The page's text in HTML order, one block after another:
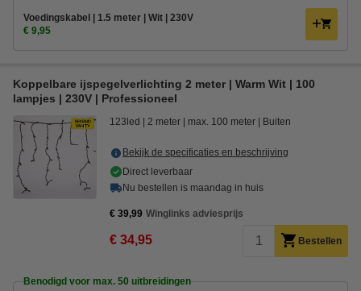
Voedingskabel | 1.5 meter | Wit | 230V
€ 9,95
Koppelbare ijspegelverlichting 2 meter | Warm Wit | 100
lampjes | 230V | Professioneel
123led 2 meter max. 100 meter Buiten
Bekijk de specificaties en beschrijving
Direct leverbaar
Nu bestellen is maandag in huis
€ 39,99 Winglinks adviesprijs
€ 34,95 Bestellen
Benodigd voor max. 50 uitbreidingen